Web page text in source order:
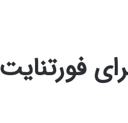
فورتنایت